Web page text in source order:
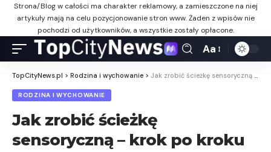
Strona/Blog w całości ma charakter reklamowy, a zamieszczone na niej
artykuły mają na celu pozycjonowanie stron www. Żaden z wpisów nie
pochodzi od użytkowników, a wszystkie zostały opłacone.
Aa
TopCityNews.pl > Rodzina i wychowanie > Jak zrobić ścieżkę sensoryczną – krok po kroku
RODZINA I WYCHOWANIE
Jak zrobić ścieżkę
sensoryczną – krok po kroku